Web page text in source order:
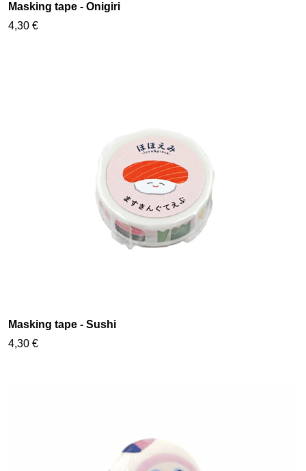
Masking tape - Onigiri
4,30 €
Masking tape - Sushi
4,30 €